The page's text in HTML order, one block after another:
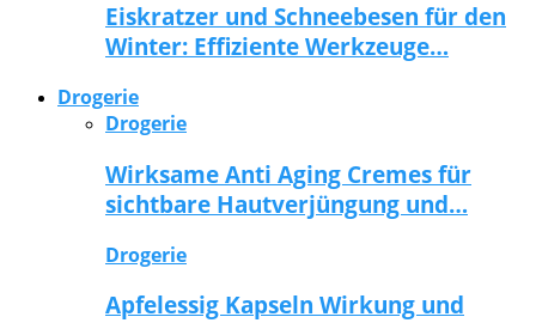
Eiskratzer und Schneebesen für den
Winter: Effiziente Werkzeuge…
Drogerie
Drogerie
Wirksame Anti Aging Cremes für
sichtbare Hautverjüngung und…
Drogerie
Apfelessig Kapseln Wirkung und